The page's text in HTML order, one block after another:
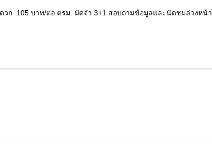
ก 105 บาท/ต่อ ตรม. มัดจำ 3+1 สอบถามข้อมูลและนัดชมล่วงหน้